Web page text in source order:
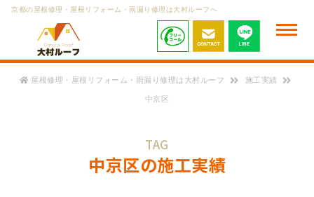
京都の屋根修理・屋根リフォーム・雨漏り修理は大村ルーフへ
屋根修理・屋根リフォーム・雨漏り修理は大村ルーフ 施工実績
中京区
TAG
中京区の施工実績